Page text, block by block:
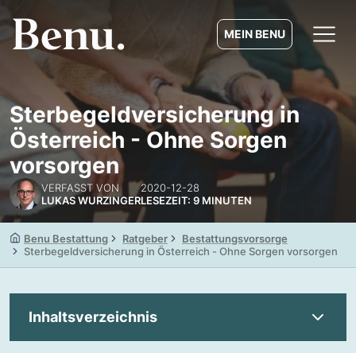
MEIN BENU
Sterbegeldversicherung in
Österreich - Ohne Sorgen
vorsorgen
VERFASST VON
LUKAS WURZINGER
2020-12-28
LESEZEIT: 9 MINUTEN
Benu Bestattung Ratgeber
Bestattungsvorsorge
Sterbegeldversicherung in Österreich - Ohne Sorgen vorsorgen
Inhaltsverzeichnis